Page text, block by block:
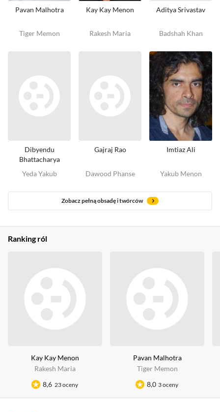
Pavan Malhotra
Tiger Memon
Kay Kay Menon
Rakesh Maria
Aditya Srivastav
Badshah Khan
Dibyendu
Bhattacharya
Yeda Yakub
Gajraj Rao
Dawood Phanse
Imtiaz Ali
Yakub Menon
Zobacz pełną obsadę i twórców
Ranking ról
Kay Kay Menon
Rakesh Maria
8,6 23 oceny
Pavan Malhotra
Tiger Memon
8,0 3 oceny